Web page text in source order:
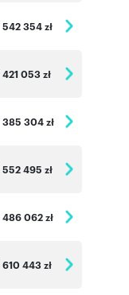
542 354 zł
421 053 zł
385 304 zł
552 495 zł
486 062 zł
610 443 zł